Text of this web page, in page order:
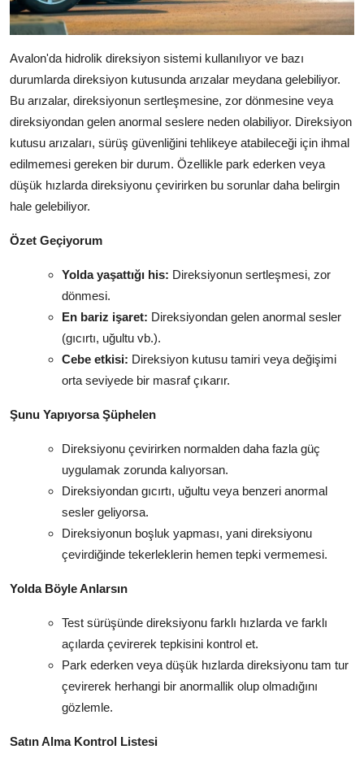
Avalon'da hidrolik direksiyon sistemi kullanılıyor ve bazı
durumlarda direksiyon kutusunda arızalar meydana gelebiliyor.
Bu arızalar, direksiyonun sertleşmesine, zor dönmesine veya
direksiyondan gelen anormal seslere neden olabiliyor. Direksiyon
kutusu arızaları, sürüş güvenliğini tehlikeye atabileceği için ihmal
edilmemesi gereken bir durum. Özellikle park ederken veya
düşük hızlarda direksiyonu çevirirken bu sorunlar daha belirgin
hale gelebiliyor.
Özet Geçiyorum
Yolda yaşattığı his: Direksiyonun sertleşmesi, zor
dönmesi.
En bariz işaret: Direksiyondan gelen anormal sesler
(gıcırtı, uğultu vb.).
Cebe etkisi: Direksiyon kutusu tamiri veya değişimi
orta seviyede bir masraf çıkarır.
Şunu Yapıyorsa Şüphelen
Direksiyonu çevirirken normalden daha fazla güç
uygulamak zorunda kalıyorsan.
Direksiyondan gıcırtı, uğultu veya benzeri anormal
sesler geliyorsa.
Direksiyonun boşluk yapması, yani direksiyonu
çevirdiğinde tekerleklerin hemen tepki vermemesi.
Yolda Böyle Anlarsın
Test sürüşünde direksiyonu farklı hızlarda ve farklı
açılarda çevirerek tepkisini kontrol et.
Park ederken veya düşük hızlarda direksiyonu tam tur
çevirerek herhangi bir anormallik olup olmadığını
gözlemle.
Satın Alma Kontrol Listesi